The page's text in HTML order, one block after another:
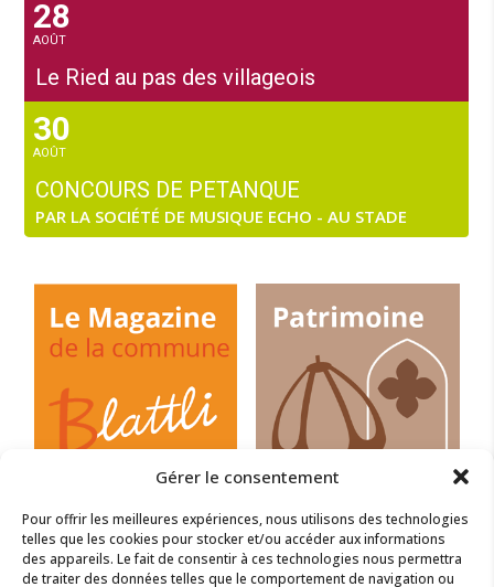
Gérer le consentement
Pour offrir les meilleures expériences, nous utilisons des technologies
telles que les cookies pour stocker et/ou accéder aux informations
des appareils. Le fait de consentir à ces technologies nous permettra
de traiter des données telles que le comportement de navigation ou
28
AOÛT
Le Ried au pas des villageois
30
AOÛT
CONCOURS DE PETANQUE
PAR LA SOCIÉTÉ DE MUSIQUE ECHO - AU STADE